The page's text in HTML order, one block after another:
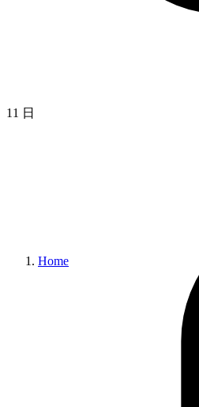
11 日
Home